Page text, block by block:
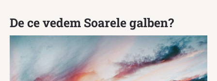
De ce vedem Soarele galben?